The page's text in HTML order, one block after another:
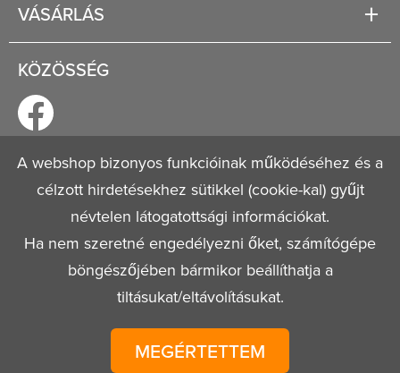
Jogi tudnivalók
Általános szerződési feltételek
Adatvédelmi nyilatkozat
VÁSÁRLÁS
Regisztráció
KÖZÖSSÉG
© 2026Mestervagyok.hu
Minden jog fenntartva!
Tulajdonos: T FLex
A webshop bizonyos funkcióinak működéséhez és a
célzott hirdetésekhez sütikkel (cookie-kal) gyűjt
névtelen látogatottsági információkat.
Ha nem szeretné engedélyezni őket, számítógépe
böngészőjében bármikor beállíthatja a
tiltásukat/eltávolításukat.
MEGÉRTETTEM